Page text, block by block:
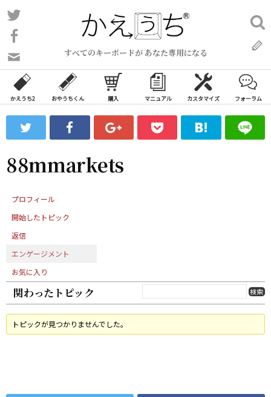
コ
ン
ン
ツ
ス
ッ
すべてのキーボードが あなた専用になる
い
合
わ
フ
ォ
ム
検
索:
かえうち2 おやうちくん 購入 マニュアル カスタマイズ フォーラム
88mmarkets
プロフィール
開始したトピック
返信
エンゲージメント
お気に入り
関わったトピック
トピックが見つかりませんでした。